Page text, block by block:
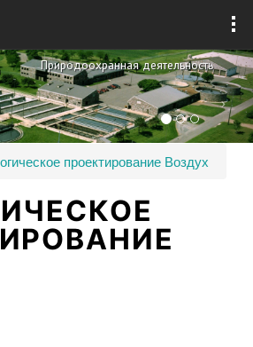
деятельность
N
e
x
t
проектирование Воздух